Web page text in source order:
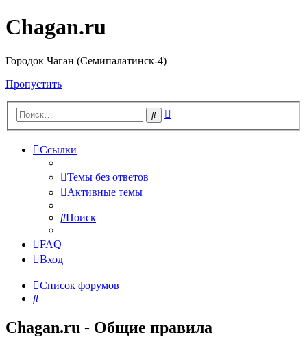
Chagan.ru
Городок Чаган (Семипалатинск-4)
Пропустить
Поиск
Ссылки
Темы без ответов
Активные темы
Поиск
FAQ
Вход
Список форумов
Поиск
Chagan.ru - Общие правила